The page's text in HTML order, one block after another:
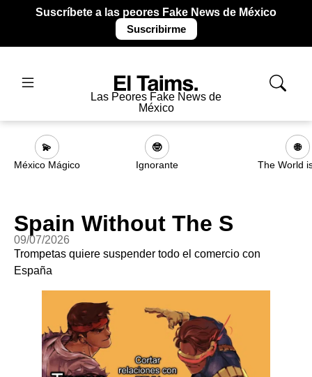
Suscríbete a las peores Fake News de México
Suscribirme
Las Peores Fake News de
México
💫
México Mágico
🤓
Ignorante
🌐
The World
Spain Without The S
09/07/2026
Trompetas quiere suspender todo el comercio con
España